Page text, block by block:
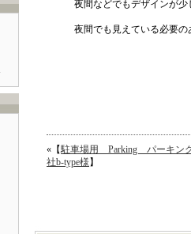
夜間などでもデザインが
夜間でも見えている必要
«【駐車場用 Parking パーキン
社b-type様 】